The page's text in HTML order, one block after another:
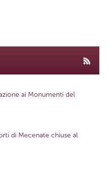
ai Monumenti del
di Mecenate chiuse al